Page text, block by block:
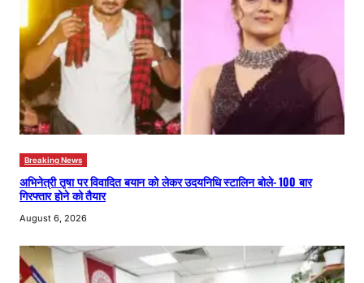
Breaking News
अभिनेत्री तृषा पर विवादित बयान को लेकर उदयनिधि स्टालिन बोले- 100 बार
गिरफ्तार होने को तैयार
August 6, 2026